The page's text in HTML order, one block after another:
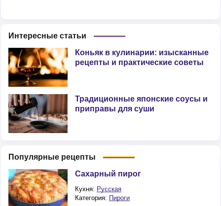
Интересные статьи
Коньяк в кулинарии: изысканные
рецепты и практические советы
Традиционные японские соусы и
приправы для суши
Популярные рецепты
Сахарный пирог
Кухня: Русская
Категория: Пироги